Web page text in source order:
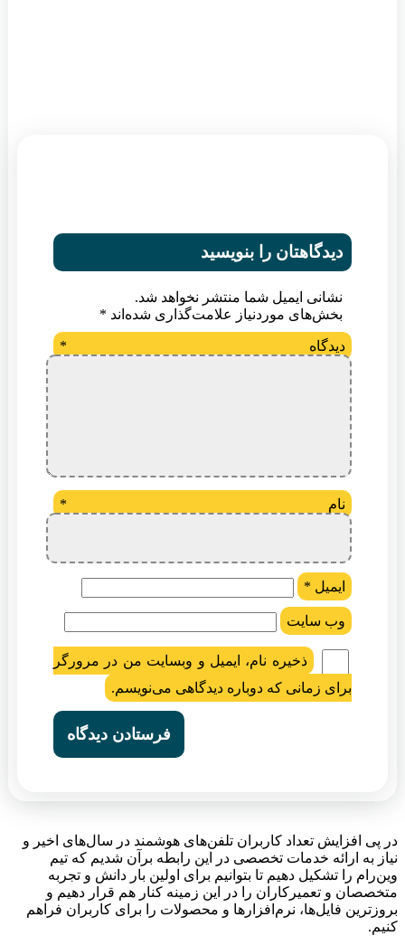
دیدگاهتان را بنویسید
نشانی ایمیل شما منتشر نخواهد شد.
بخش‌های موردنیاز علامت‌گذاری شده‌اند *
دیدگاه *
نام *
ایمیل *
وب‌ سایت
ذخیره نام، ایمیل و وبسایت من در مرورگر
برای زمانی که دوباره دیدگاهی می‌نویسم.
در پی افزایش تعداد کاربران تلفن‌های هوشمند در سال‌های اخیر و
نیاز به ارائه خدمات تخصصی در این رابطه برآن شدیم که تیم
وین‌رام را تشکیل دهیم تا بتوانیم برای اولین بار دانش و تجربه
متخصصان و تعمیرکاران را در این زمینه کنار هم قرار دهیم و
بروزترین فایل‌ها، نرم‌افزارها و محصولات را برای کاربران فراهم
کنیم.